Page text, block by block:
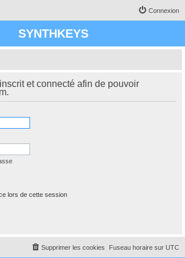
Connexion
SYNTHKEYS
et connecté afin de pouvoir
lors de cette session
Fuseau horaire sur UTC
Supprimer les cookies